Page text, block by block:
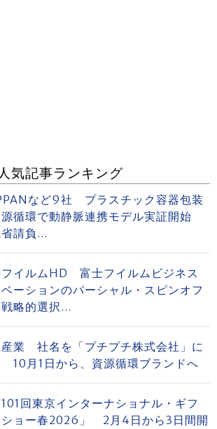
人気記事ランキング
など9社 プラスチック容器包装
循環で動静脈連携モデル実証開始
請負...
イルムHD 富士フイルムビジネス
ーションのパーシャル・スピンオフ
略的選択...
産業 社名を「プチプチ株式会社」に
10月1日から、資源循環ブランドへ
101回東京インターナショナル・ギフ
ショー春2026」 2月4日から3日間開